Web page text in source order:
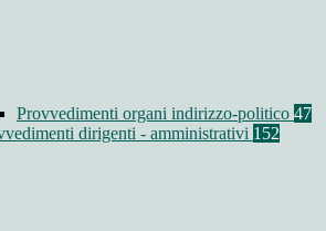
Provvedimenti organi indirizzo-politico 47
dirigenti - amministrativi 152